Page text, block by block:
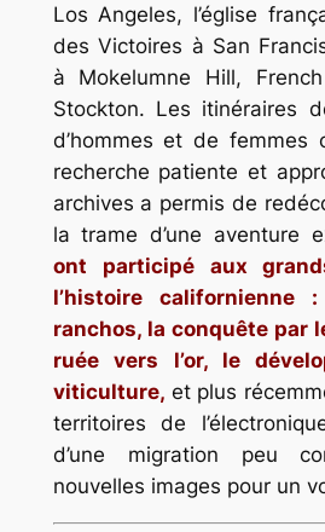
Los Angeles, l’église
des Victoires à San
à Mokelumne Hill,
Stockton. Les itinéraires
d’hommes et de femmes
recherche patiente et
archives a permis de
la trame d’une aventure
ont participé aux
l’histoire californienne
ranchos, la conquête par
ruée vers l’or, le
viticulture, et plus
territoires de
d’une migration peu
nouvelles images pour un